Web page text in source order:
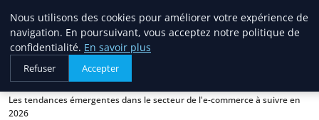
Blogue Sc
Les tendances émergentes dans le secteur de l'e-commerce à suivre en
2026
Nous utilisons des cookies pour améliorer votre expérience de
navigation. En poursuivant, vous acceptez notre politique de
confidentialité. En savoir plus
Refuser Accepter